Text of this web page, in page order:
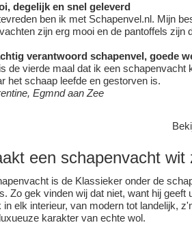
degelijk en snel geleverd
ben ik met Schapenvel.nl. Mijn
zijn erg mooi en de pantoffels zijn
verantwoord schapenvel, goede
de vierde maal dat ik een schapenvacht
het schaap leefde en gestorven is.
Egmnd aan Zee
een schapenvacht wit
is de Klassieker onder de
Zo gek vinden wij dat niet, want hij geeft
in elk interieur, van modern tot landelijk,
karakter van echte wol.